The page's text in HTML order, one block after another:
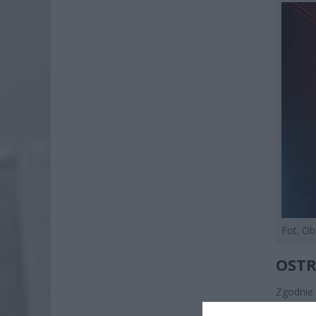
Fot.